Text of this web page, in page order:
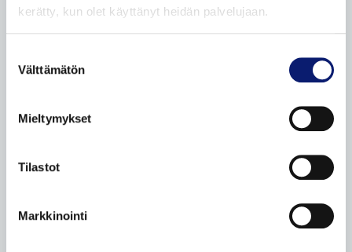
kerätty, kun olet käyttänyt heidän palvelujaan.
valinta
Välttämätön
Mieltymykset
Tilastot
Markkinointi
Volvo Huoltosopimus
Volvo sähköistyy
Yksityisasiakkaat
Etämyynnin ehdot